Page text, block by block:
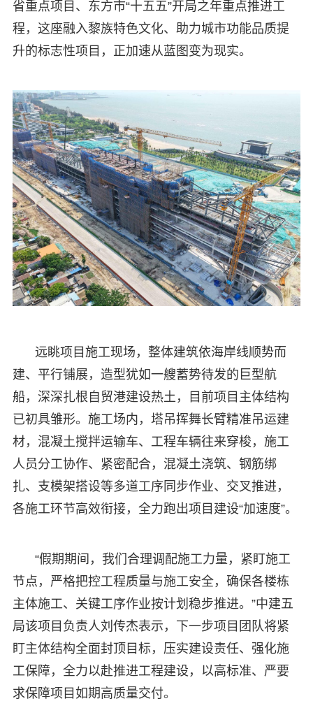
省重点项目、东方市“十五五”开局之年重点推进工
程，这座融入黎族特色文化、助力城市功能品质提
升的标志性项目，正加速从蓝图变为现实。
远眺项目施工现场，整体建筑依海岸线顺势而
建、平行铺展，造型犹如一艘蓄势待发的巨型航
船，深深扎根自贸港建设热土，目前项目主体结构
已初具雏形。施工场内，塔吊挥舞长臂精准吊运建
材，混凝土搅拌运输车、工程车辆往来穿梭，施工
人员分工协作、紧密配合，混凝土浇筑、钢筋绑
扎、支模架搭设等多道工序同步作业、交叉推进，
各施工环节高效衔接，全力跑出项目建设“加速度”。
“假期期间，我们合理调配施工力量，紧盯施工
节点，严格把控工程质量与施工安全，确保各楼栋
主体施工、关键工序作业按计划稳步推进。”中建五
局该项目负责人刘传杰表示，下一步项目团队将紧
盯主体结构全面封顶目标，压实建设责任、强化施
工保障，全力以赴推进工程建设，以高标准、严要
求保障项目如期高质量交付。